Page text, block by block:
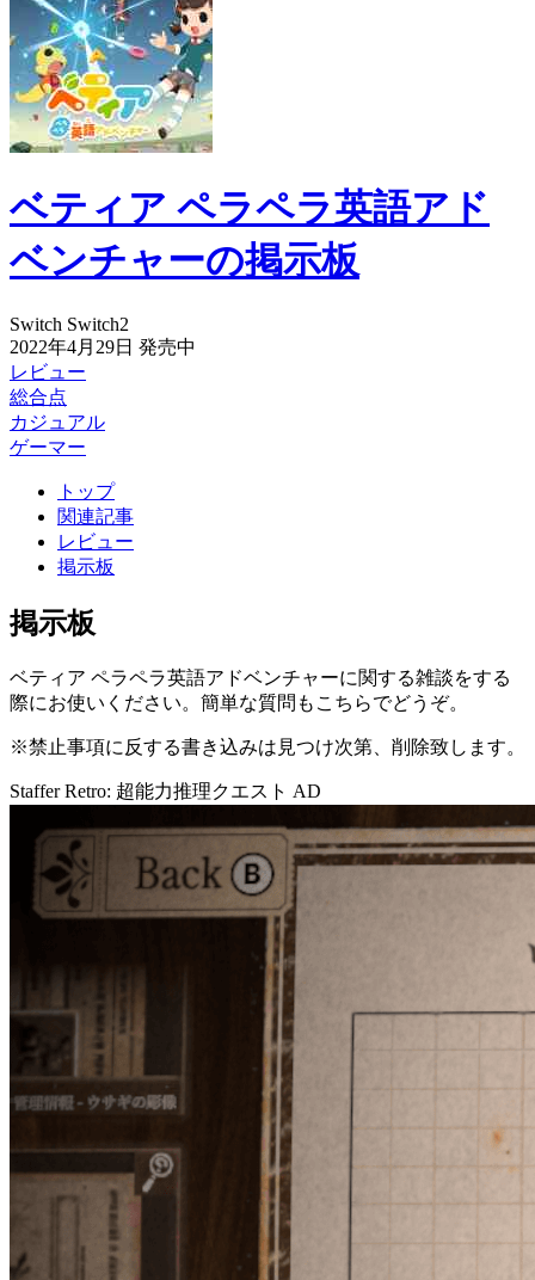
ベティア ペラペラ英語アド
ベンチャーの掲示板
Switch Switch2
2022年4月29日 発売中
レビュー
総合点
カジュアル
ゲーマー
トップ
関連記事
レビュー
掲示板
掲示板
ベティア ペラペラ英語アドベンチャーに関する雑談をする
際にお使いください。簡単な質問もこちらでどうぞ。
※禁止事項に反する書き込みは見つけ次第、削除致します。
Staffer Retro: 超能力推理クエスト AD